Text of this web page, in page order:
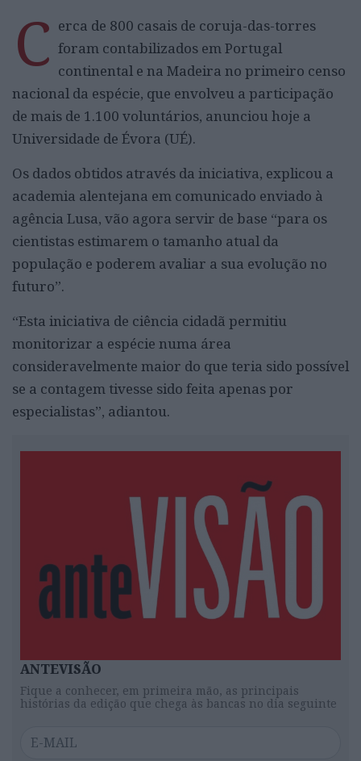
C erca de 800 casais de coruja-das-torres
foram contabilizados em Portugal
continental e na Madeira no primeiro censo
nacional da espécie, que envolveu a participação
de mais de 1.100 voluntários, anunciou hoje a
Universidade de Évora (UÉ).
Os dados obtidos através da iniciativa, explicou a
academia alentejana em comunicado enviado à
agência Lusa, vão agora servir de base “para os
cientistas estimarem o tamanho atual da
população e poderem avaliar a sua evolução no
futuro”.
“Esta iniciativa de ciência cidadã permitiu
monitorizar a espécie numa área
consideravelmente maior do que teria sido possível
se a contagem tivesse sido feita apenas por
especialistas”, adiantou.
ANTEVISÃO
Fique a conhecer, em primeira mão, as principais
histórias da edição que chega às bancas no dia seguinte